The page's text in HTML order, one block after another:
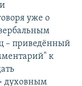
уже о
– приведённый
к
духовным